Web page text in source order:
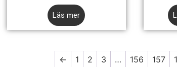
Läs mer
← 1 2 3 … 156 157